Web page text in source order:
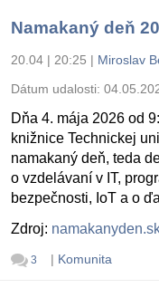
Namakaný deň
20.04 | 20:25 | Miroslav
Dátum udalosti:
Dňa 4. mája 2026 od
knižnice Technickej
namakaný deň, teda
o vzdelávaní v IT,
bezpečnosti, IoT a o
Zdroj:
3 | Komunita